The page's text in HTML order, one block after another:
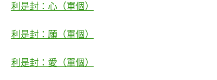
利是封：心（單個）
利是封：願（單個）
利是封：愛（單個）